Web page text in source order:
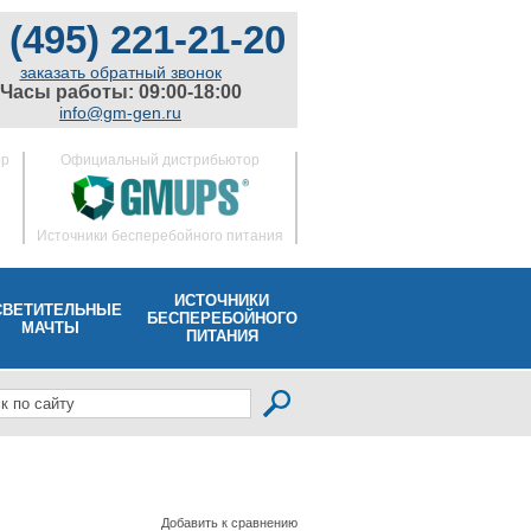
(495) 221-21-20
заказать обратный звонок
Часы работы: 09:00-18:00
info@gm-gen.ru
Официальный дистрибьютор
Источники бесперебойного питания
МАЧТЫ
ИСТОЧНИКИ
БЕСПЕРЕБОЙНОГО
ПИТАНИЯ
Добавить к сравнению